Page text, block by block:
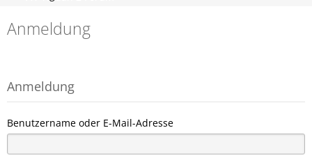
Anmeldung
Anmeldung
Benutzername oder E-Mail-Adresse